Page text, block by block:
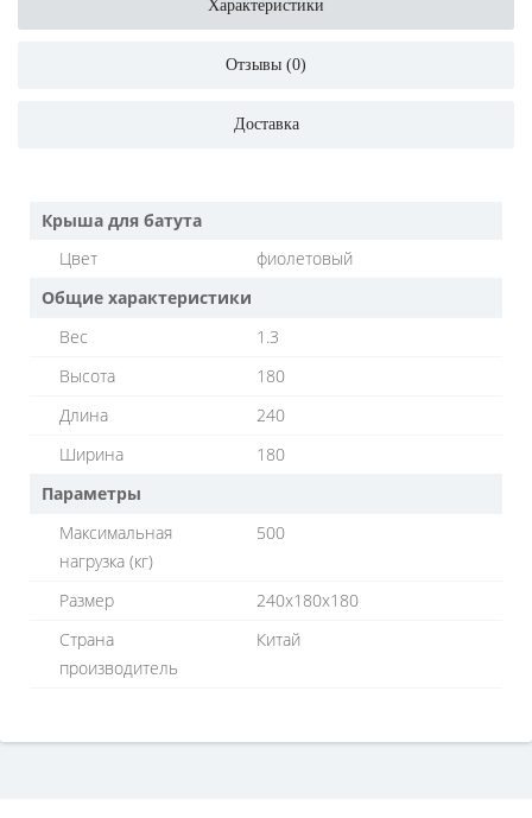
Характеристики
Отзывы (0)
Доставка
Крыша для батута
Цвет
фиолетовый
Общие характеристики
Вес
1.3
Высота
180
Длина
240
Ширина
180
Параметры
Максимальная
нагрузка (кг)
500
Размер
240x180x180
Страна
производитель
Китай